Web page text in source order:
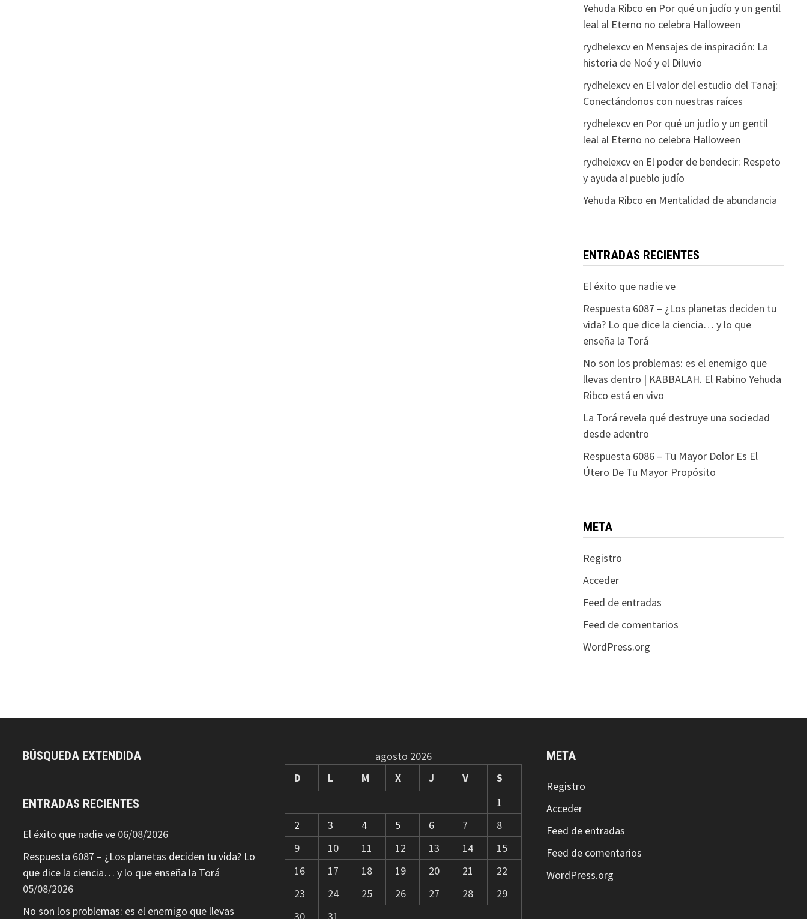
Yehuda Ribco en Por qué un judío y un gentil
leal al Eterno no celebra Halloween
rydhelexcven Mensajes de inspiración: La
historia de Noé y el Diluvio
rydhelexcven El valor del estudio del Tanaj:
Conectándonos con nuestras raíces
rydhelexcven Por qué un judío y un gentil
leal al Eterno no celebra Halloween
rydhelexcven El poder de bendecir: Respeto
y ayuda al pueblo judío
Yehuda Ribco en Mentalidad de abundancia
ENTRADAS RECIENTES
El éxito que nadie ve
Respuesta 6087 – ¿Los planetas deciden tu
vida? Lo que dice la ciencia… y lo que
enseña la Torá
No son los problemas: es el enemigo que
llevas dentro | KABBALAH. El Rabino Yehuda
Ribco está en vivo
La Torá revela qué destruye una sociedad
desde adentro
Respuesta 6086 – Tu Mayor Dolor Es El
Útero De Tu Mayor Propósito
META
Registro
Acceder
Feed de entradas
Feed de comentarios
WordPress.org
BÚSQUEDA EXTENDIDA
ENTRADAS RECIENTES
El éxito que nadie ve 06/08/2026
Respuesta 6087 – ¿Los planetas deciden tu vida? Lo
que dice la ciencia… y lo que enseña la Torá
05/08/2026
No son los problemas: es el enemigo que llevas
agosto 2026
D
L M X J V
S
1
2
3 4 5 6 7
8
9
10 11 12 13 14
15
16
17 18 19 20 21
22
23
24 25 26 27 28
29
META
Registro
Acceder
Feed de entradas
Feed de comentarios
WordPress.org